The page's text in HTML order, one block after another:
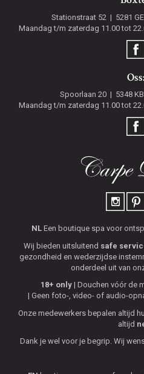
Stationstraat 52 5281 GE
Maandag t/m zaterdag 11.00 tot
Oss:
Spoorlaan 20 5348 KB
Maandag t/m zaterdag 11.00 tot
NL Een boutique spa voor
Wij bieden uitsluitend safe
gezondheid en wederzijdse
onderdeel uit van
18+ only Douchen vóór de
Geen foto-, video- of audio-
Onze medewerkers bepalen altijd
altijd
Dank je wel voor je begrip. Wij